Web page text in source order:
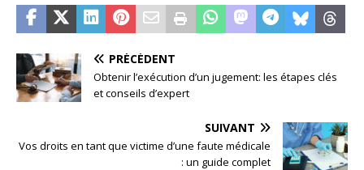
PRÉCÉDENT
Obtenir l’exécution d’un jugement: les étapes clés
et conseils d’expert
SUIVANT
Vos droits en tant que victime d’une faute médicale
: un guide complet